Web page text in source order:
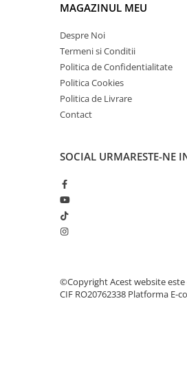
MAGAZINUL MEU
Despre Noi
Termeni si Conditii
Politica de Confidentialitate
Politica Cookies
Politica de Livrare
Contact
SOCIAL URMARESTE-NE
©Copyright Acest website
CIF RO20762338 Platforma E-